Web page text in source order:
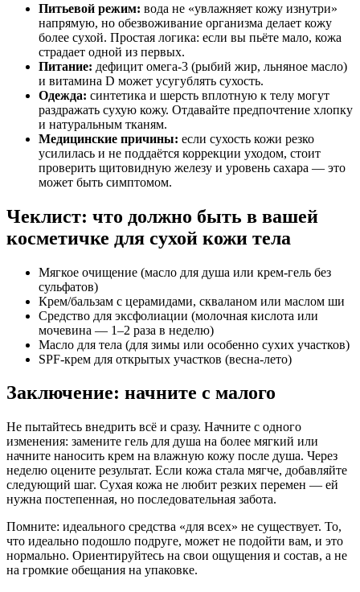
Питьевой режим: вода не «увлажняет кожу изнутри»
напрямую, но обезвоживание организма делает кожу
более сухой. Простая логика: если вы пьёте мало, кожа
страдает одной из первых.
Питание: дефицит омега-3 (рыбий жир, льняное масло)
и витамина D может усугублять сухость.
Одежда: синтетика и шерсть вплотную к телу могут
раздражать сухую кожу. Отдавайте предпочтение хлопку
и натуральным тканям.
Медицинские причины: если сухость кожи резко
усилилась и не поддаётся коррекции уходом, стоит
проверить щитовидную железу и уровень сахара — это
может быть симптомом.
Чеклист: что должно быть в вашей
косметичке для сухой кожи тела
Мягкое очищение (масло для душа или крем-гель без
сульфатов)
Крем/бальзам с церамидами, скваланом или маслом ши
Средство для эксфолиации (молочная кислота или
мочевина — 1–2 раза в неделю)
Масло для тела (для зимы или особенно сухих участков)
SPF-крем для открытых участков (весна-лето)
Заключение: начните с малого
Не пытайтесь внедрить всё и сразу. Начните с одного
изменения: замените гель для душа на более мягкий или
начните наносить крем на влажную кожу после душа. Через
неделю оцените результат. Если кожа стала мягче, добавляйте
следующий шаг. Сухая кожа не любит резких перемен — ей
нужна постепенная, но последовательная забота.
Помните: идеального средства «для всех» не существует. То,
что идеально подошло подруге, может не подойти вам, и это
нормально. Ориентируйтесь на свои ощущения и состав, а не
на громкие обещания на упаковке.